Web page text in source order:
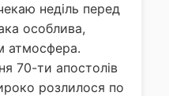
неділь перед
особлива,
атмосфера.
70-ти апостолів
розлилося по